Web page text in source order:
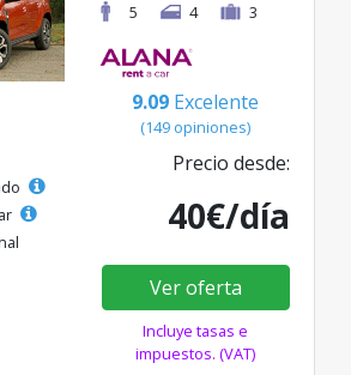
5
4 3
9.09 Excelente
(149 opiniones)
Precio desde:
40€/día
Ver oferta
Incluye tasas e
impuestos. (VAT)